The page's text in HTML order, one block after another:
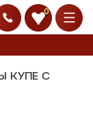
0
КУПЕ С